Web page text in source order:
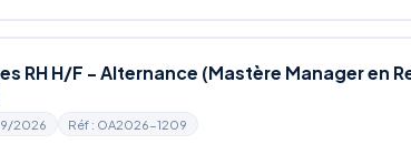
RH H/F - Alternance (Mastère Manager en
2026 Réf : OA2026-1209